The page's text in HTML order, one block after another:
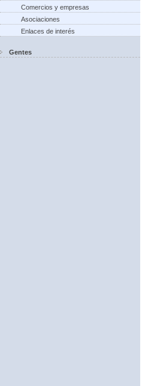
Comercios y empresas
Asociaciones
Enlaces de interés
Gentes